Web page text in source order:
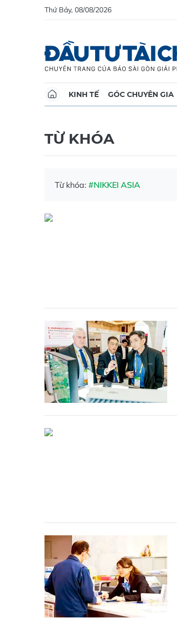
Thứ Bảy, 08/08/2026
KINH TẾ GÓC CHUYÊN GIA
TỪ KHÓA
Từ khóa: #NIKKEI ASIA